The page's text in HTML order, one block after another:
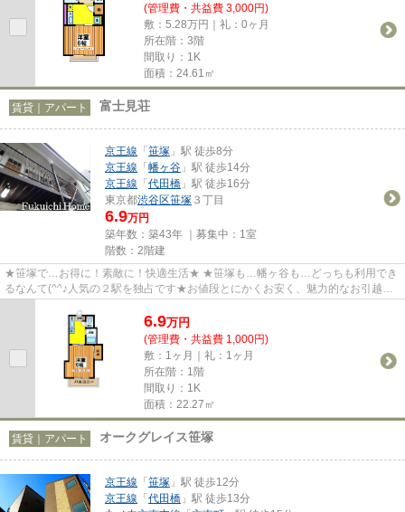
(管理費・共益費 3,000円)
敷：5.28万円｜礼：0ヶ月
所在階：3階
間取り：1K
面積：24.61㎡
賃貸｜アパート 富士見荘
京王線 「笹塚 」駅 徒歩8分
京王線 「幡ヶ谷 」駅 徒歩14分
京王線 「代田橋 」駅 徒歩16分
東京都渋谷区笹塚 ３丁目
6.9万円
築年数：築43年 ｜募集中： 1室
階数：2階建
★笹塚で…お得に！素敵に！快適生活★ ★笹塚も…幡ヶ谷も…どっちも利用でき
るなんて(^^♪人気の２駅を独占です★お値段とにかくお安く、魅力的なお引越し
の夢を叶える！そんなお勧めの一部...
6.9万円
(管理費・共益費 1,000円)
敷：1ヶ月｜礼：1ヶ月
所在階：1階
間取り：1K
面積：22.27㎡
賃貸｜アパート オークグレイス笹塚
京王線 「笹塚 」駅 徒歩12分
京王線 「代田橋 」駅 徒歩13分